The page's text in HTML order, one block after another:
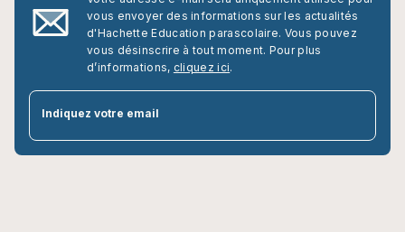
vous envoyer des informations sur les actualités
d'Hachette Education parascolaire. Vous pouvez
vous désinscrire à tout moment. Pour plus
d’informations, cliquez ici.
Indiquez votre email